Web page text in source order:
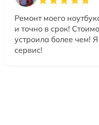
Ремонт моего
и точно в срок!
устроила более чем!
сервис!